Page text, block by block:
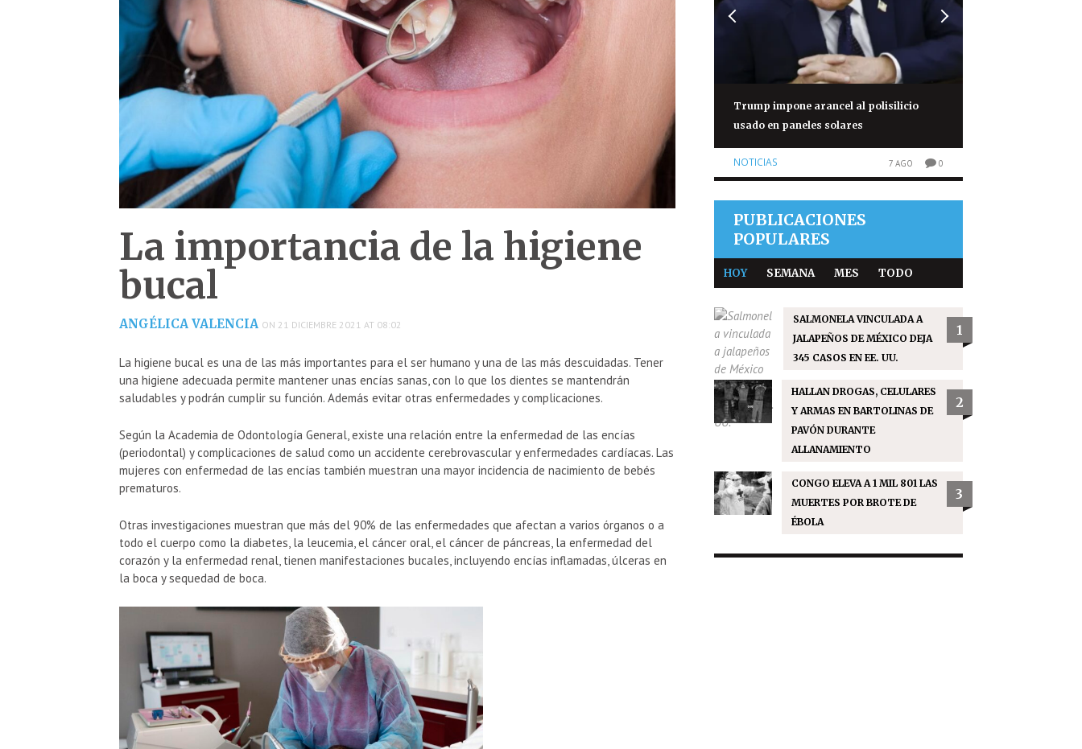
La importancia de la higiene
bucal
ANGÉLICA VALENCIA ON 21 DICIEMBRE 2021 AT 08:02
La higiene bucal es una de las más importantes para el ser humano y una de las más descuidadas. Tener
una higiene adecuada permite mantener unas encías sanas, con lo que los dientes se mantendrán
saludables y podrán cumplir su función. Además evitar otras enfermedades y complicaciones.
Según la Academia de Odontología General, existe una relación entre la enfermedad de las encías
(periodontal) y complicaciones de salud como un accidente cerebrovascular y enfermedades cardíacas. Las
mujeres con enfermedad de las encías también muestran una mayor incidencia de nacimiento de bebés
prematuros.
Otras investigaciones muestran que más del 90% de las enfermedades que afectan a varios órganos o a
todo el cuerpo como la diabetes, la leucemia, el cáncer oral, el cáncer de páncreas, la enfermedad del
corazón y la enfermedad renal, tienen manifestaciones bucales, incluyendo encías inflamadas, úlceras en
la boca y sequedad de boca.
Trump impone arancel al polisilicio
usado en paneles solares
NOTICIAS 7 AGO 0
bartolinas de Pavón durante
7 AGO
PUBLICACIONES
POPULARES
HOY SEMANA MES TODO
SALMONELA VINCULADA A
JALAPEÑOS DE MÉXICO DEJA
345 CASOS EN EE. UU.
1
HALLAN DROGAS, CELULARES
Y ARMAS EN BARTOLINAS DE
PAVÓN DURANTE
ALLANAMIENTO
2
CONGO ELEVA A 1 MIL 801 LAS
MUERTES POR BROTE DE
ÉBOLA
3